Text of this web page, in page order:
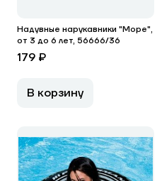
Надувные нарукавники "Море",
от 3 до 6 лет, 56666/36
179 ₽
В корзину